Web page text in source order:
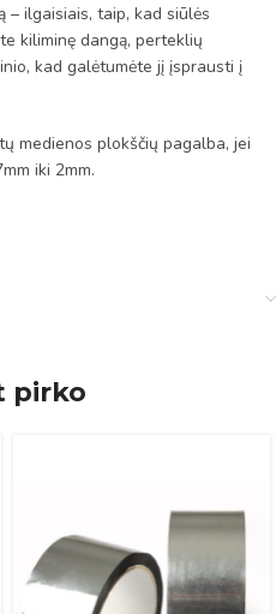
ilgaisiais, taip, kad siūlės
kiliminę dangą, perteklių
kad galėtumėte jį įsprausti į
medienos plokščių pagalba, jei
iki 2mm.
pirko